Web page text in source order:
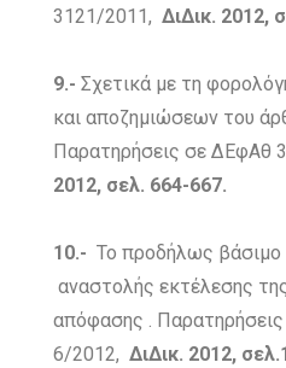
3121/2011, ΔιΔικ. 2012,
9.- Σχετικά με τη
και αποζημιώσεων του
Παρατηρήσεις σε ΔΕφΑθ
2012, σελ. 664-667.
10.-Το προδήλως
αναστολής εκτέλεσης
απόφασης .
6/2012, ΔιΔικ. 2012,